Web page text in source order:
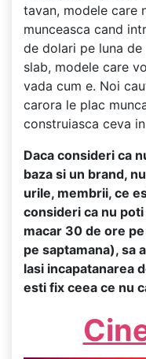
tavan, modele care
munceasca cand
de dolari pe luna
slab, modele care
vada cum e. Noi
carora le plac
construiasca ceva
Daca consideri ca
baza si un brand,
urile, membrii, ce
consideri ca nu
macar 30 de ore
pe saptamana), sa
lasi incapatanarea
esti fix ceea ce nu